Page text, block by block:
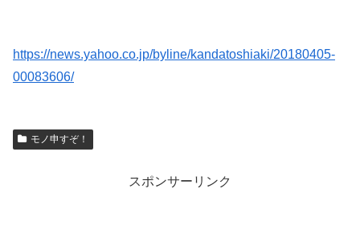
https://news.yahoo.co.jp/byline/kandatoshiaki/20180405-
00083606/
モノ申すぞ！
スポンサーリンク